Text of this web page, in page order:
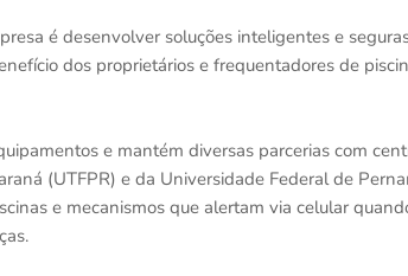
é desenvolver soluções inteligentes e
dos proprietários e frequentadores de
e mantém diversas parcerias com
(UTFPR) e da Universidade Federal de
e mecanismos que alertam via celular